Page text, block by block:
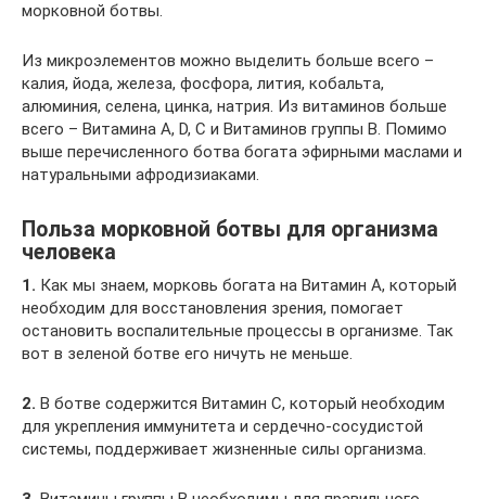
морковной ботвы.
Из микроэлементов можно выделить больше всего –
калия, йода, железа, фосфора, лития, кобальта,
алюминия, селена, цинка, натрия. Из витаминов больше
всего – Витамина А, D, С и Витаминов группы В. Помимо
выше перечисленного ботва богата эфирными маслами и
натуральными афродизиаками.
Польза морковной ботвы для организма
человека
1. Как мы знаем, морковь богата на Витамин А, который
необходим для восстановления зрения, помогает
остановить воспалительные процессы в организме. Так
вот в зеленой ботве его ничуть не меньше.
2. В ботве содержится Витамин С, который необходим
для укрепления иммунитета и сердечно-сосудистой
системы, поддерживает жизненные силы организма.